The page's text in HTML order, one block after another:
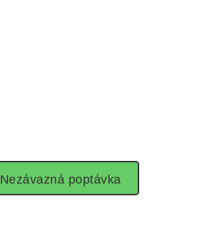
Nezávazná poptávka